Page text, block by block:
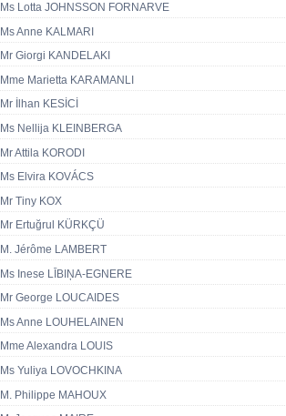
Ms Lotta JOHNSSON FORNARVE
Ms Anne KALMARI
Mr Giorgi KANDELAKI
Mme Marietta KARAMANLI
Mr İlhan KESİCİ
Ms Nellija KLEINBERGA
Mr Attila KORODI
Ms Elvira KOVÁCS
Mr Tiny KOX
Mr Ertuğrul KÜRKÇÜ
M. Jérôme LAMBERT
Ms Inese LĪBIŅA-EGNERE
Mr George LOUCAIDES
Ms Anne LOUHELAINEN
Mme Alexandra LOUIS
Ms Yuliya LOVOCHKINA
M. Philippe MAHOUX